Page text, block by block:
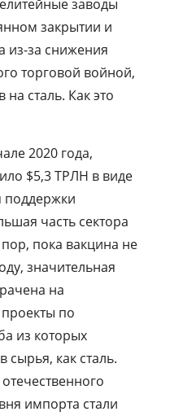
заводы
закрытии и
из-за снижения
торговой войной,
сталь. Как это
2020 года,
$5,3 ТРЛН в виде
поддержки
часть сектора
пока вакцина не
значительная
на
по
из которых
как сталь.
импорта стали